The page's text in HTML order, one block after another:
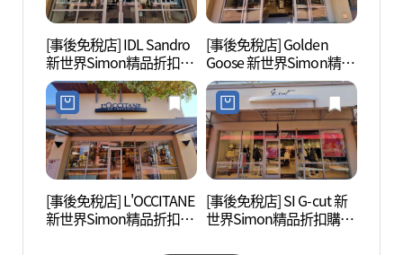
[事後免稅店] IDL Sandro
新世界Simon精品折扣購
物中心驪州店(산드로 신
세계사이먼프리미엄아울
렛 여주점)
[事後免稅店] Golden
Goose 新世界Simon精品
折扣購物中心驪州店(골
든구스 신세계사이먼프
리미엄아울렛 여주점)
[事後免稅店] L'OCCITANE
新世界Simon精品折扣購
[事後免稅店] SI G-cut 新
世界Simon精品折扣購物